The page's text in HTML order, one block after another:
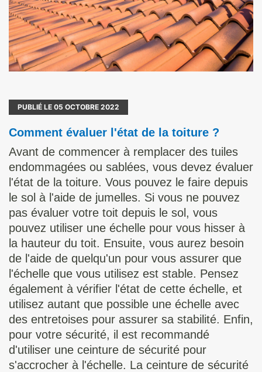
PUBLIÉ LE 05 OCTOBRE 2022
Comment évaluer l'état de la toiture ?
Avant de commencer à remplacer des tuiles
endommagées ou sablées, vous devez évaluer
l'état de la toiture. Vous pouvez le faire depuis
le sol à l'aide de jumelles. Si vous ne pouvez
pas évaluer votre toit depuis le sol, vous
pouvez utiliser une échelle pour vous hisser à
la hauteur du toit. Ensuite, vous aurez besoin
de l'aide de quelqu'un pour vous assurer que
l'échelle que vous utilisez est stable. Pensez
également à vérifier l'état de cette échelle, et
utilisez autant que possible une échelle avec
des entretoises pour assurer sa stabilité. Enfin,
pour votre sécurité, il est recommandé
d'utiliser une ceinture de sécurité pour
s'accrocher à l'échelle. La ceinture de sécurité